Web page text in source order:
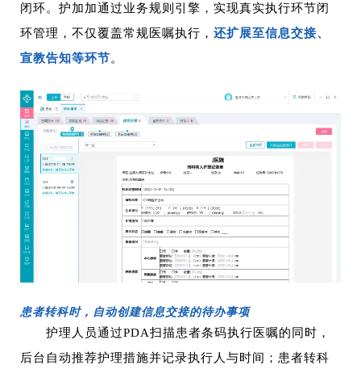
闭环。护加加通过业务规则引擎，实现真实执行环节闭
环管理，不仅覆盖常规医嘱执行， 还扩展至信息交接、
宣教告知等环节。
患者转科时，自动创建信息交接的待办事项
护理人员通过PDA扫描患者条码执行医嘱的同时，
后台自动推荐护理措施并记录执行人与时间；患者转科